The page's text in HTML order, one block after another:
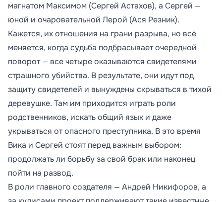
магнатом Максимом (Сергей Астахов), а Сергей —
юной и очаровательной Лерой (Ася Резник).
Кажется, их отношения на грани разрыва, но всё
меняется, когда судьба подбрасывает очередной
поворот — все четыре оказываются свидетелями
страшного убийства. В результате, они идут под
защиту свидетелей и вынуждены скрываться в тихой
деревушке. Там им приходится играть роли
родственников, искать общий язык и даже
укрываться от опасного преступника. В это время
Вика и Сергей стоят перед важным выбором:
продолжать ли борьбу за свой брак или наконец
пойти на развод.
В роли главного создателя — Андрей Никифоров, а